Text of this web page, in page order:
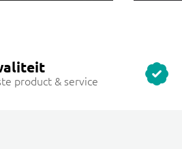
product & service